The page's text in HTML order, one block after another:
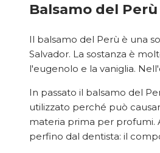
Balsamo del Perù
Il balsamo del Perù è una
Salvador. La sostanza è
l'eugenolo e la vaniglia.
In passato il balsamo del
utilizzato perché può
materia prima per profumi.
perfino dal dentista: il